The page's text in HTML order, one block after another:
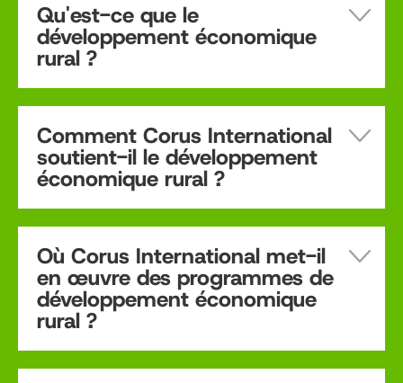
Qu'est-ce que le
développement économique
rural ?
Comment Corus International
soutient-il le développement
économique rural ?
Où Corus International met-il
en œuvre des programmes de
développement économique
rural ?